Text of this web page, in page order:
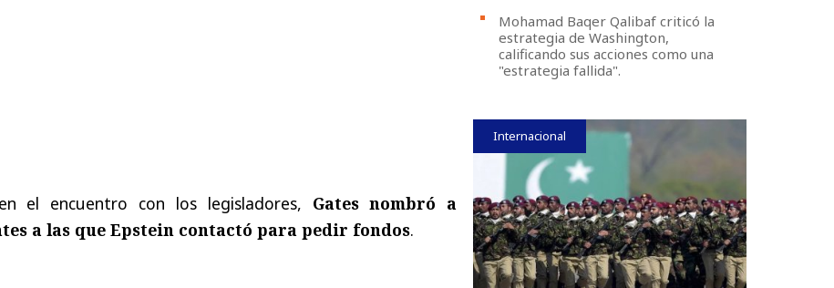
el encuentro con los legisladores, Gates nombró a
a las que Epstein contactó para pedir fondos.
Mohamad Baqer Qalibaf criticó la
estrategia de Washington,
calificando sus acciones como una
"estrategia fallida".
Internacional